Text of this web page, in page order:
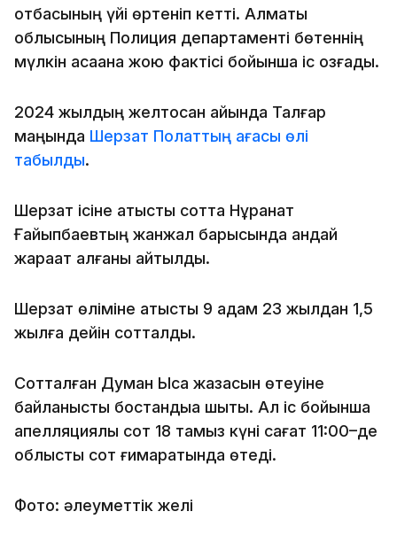
отбасының үйі өртеніп кетті. Алматы
облысының Полиция департаменті бөтеннің
мүлкін қасақана жою фактісі бойынша іс қозғады.
2024 жылдың желтоқсан айында Талғар
маңында Шерзат Полаттың ағасы өлі
табылды.
Шерзат ісіне қатысты сотта Нұрқанат
Ғайыпбаевтың жанжал барысында қандай
жарақат алғаны айтылды.
Шерзат өліміне қатысты 9 адам 23 жылдан 1,5
жылға дейін сотталды.
Сотталған Думан Ысқақ жазасын өтеуіне
байланысты бостандыққа шықты. Ал іс бойынша
апелляциялық сот 18 тамыз күні сағат 11:00–де
облыстық сот ғимаратында өтеді.
Фото: әлеуметтік желі